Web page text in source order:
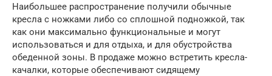
Наибольшее распространение получили обычные
кресла с ножками либо со сплошной подножкой, так
как они максимально функциональные и могут
использоваться и для отдыха, и для обустройства
обеденной зоны. В продаже можно встретить кресла-
качалки, которые обеспечивают сидящему